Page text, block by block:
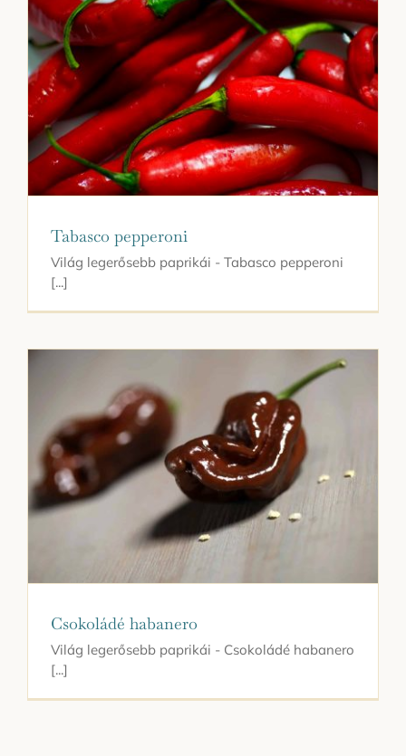
Tabasco pepperoni
Világ legerősebb paprikái - Tabasco pepperoni
[...]
Csokoládé habanero
Világ legerősebb paprikái - Csokoládé habanero
[...]